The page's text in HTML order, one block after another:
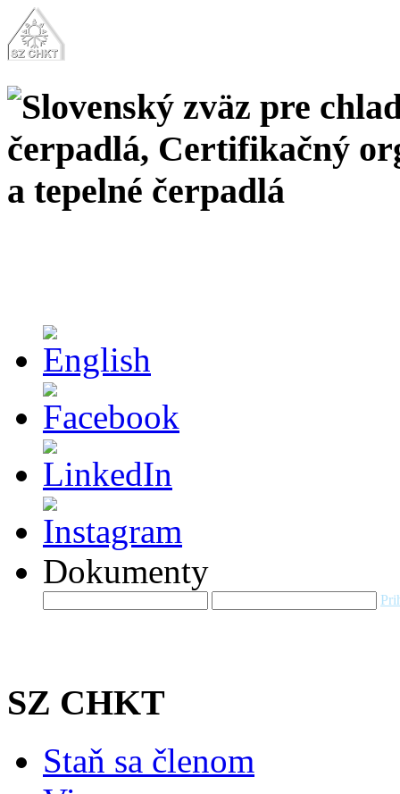
Dokumenty
SZ CHKT
Staň sa členom